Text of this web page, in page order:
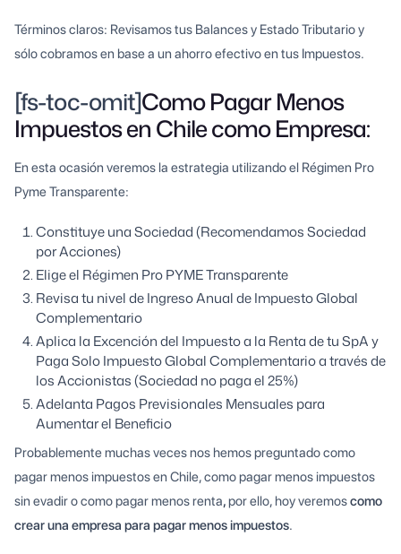
Términos claros: Revisamos tus Balances y Estado Tributario y
sólo cobramos en base a un ahorro efectivo en tus Impuestos.
[fs-toc-omit]Como Pagar Menos
Impuestos en Chile como Empresa:
En esta ocasión veremos la estrategia utilizando el Régimen Pro
Pyme Transparente:
Constituye una Sociedad (Recomendamos Sociedad
por Acciones)
Elige el Régimen Pro PYME Transparente
Revisa tu nivel de Ingreso Anual de Impuesto Global
Complementario
Aplica la Excención del Impuesto a la Renta de tu SpA y
Paga Solo Impuesto Global Complementario a través de
los Accionistas (Sociedad no paga el 25%)
Adelanta Pagos Previsionales Mensuales para
Aumentar el Beneficio
Probablemente muchas veces nos hemos preguntado como
pagar menos impuestos en Chile, como pagar menos impuestos
sin evadir o como pagar menos renta,por ello, hoy veremoscomo
crear una empresa para pagar menos impuestos.